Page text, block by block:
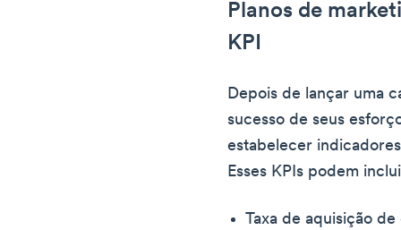
Planos de
KPI
Depois de lançar uma
sucesso de seus
estabelecer
Esses KPIs podem
Taxa de aquisição